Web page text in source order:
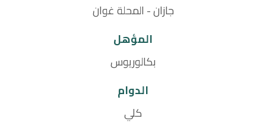
جازان - المحلة غوان
المؤهل
بكالوريوس
الدوام
كلي